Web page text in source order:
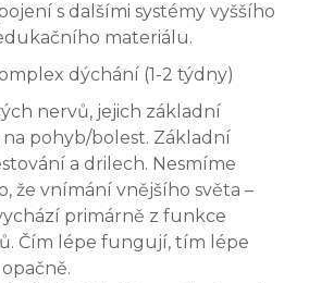
s dalšími systémy vyššího
materiálu.
dýchání (1-2 týdny)
nervů, jejich základní
na pohyb/bolest. Základní
a drilech. Nesmíme
že vnímání vnějšího světa –
primárně z funkce
Čím lépe fungují, tím lépe